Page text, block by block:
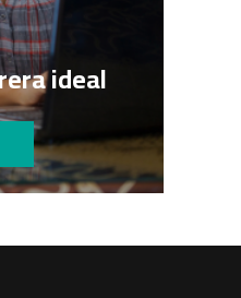
ideal